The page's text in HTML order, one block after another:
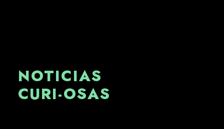
NOTICIAS
CURI-OSAS